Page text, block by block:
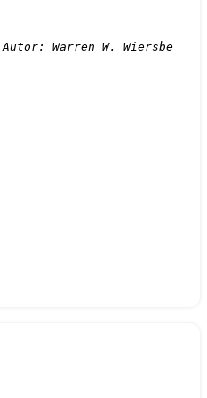
Autor: Warren W. Wiersbe